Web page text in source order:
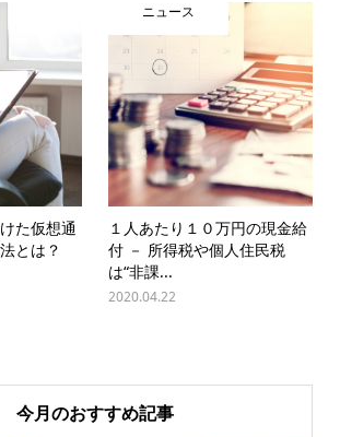
た仮想通
とは？
ニュース
１人あたり１０万円の現金給
付 － 所得税や個人住民税
は“非課...
2020.04.22
今月のおすすめ記事